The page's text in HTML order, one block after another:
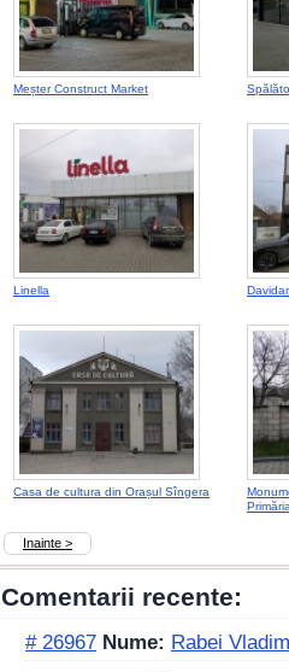
Meșter Construct Market
Linella
Casa de cultura din Orașul Sîngera
Inainte >
Comentarii recente:
# 26967 Nume: Rabei